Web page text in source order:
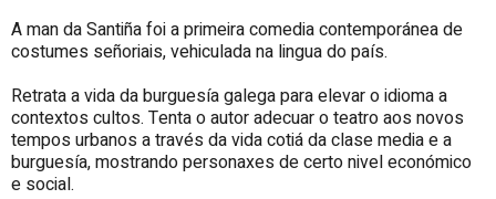
A man da Santiña foi a primeira comedia contemporánea de
costumes señoriais, vehiculada na lingua do país.
Retrata a vida da burguesía galega para elevar o idioma a
contextos cultos. Tenta o autor adecuar o teatro aos novos
tempos urbanos a través da vida cotiá da clase media e a
burguesía, mostrando personaxes de certo nivel económico
e social.